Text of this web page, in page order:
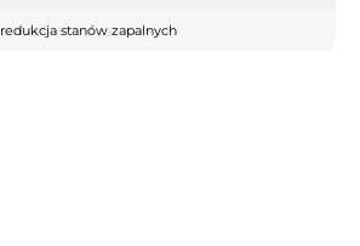
redukcja stanów zapalnych